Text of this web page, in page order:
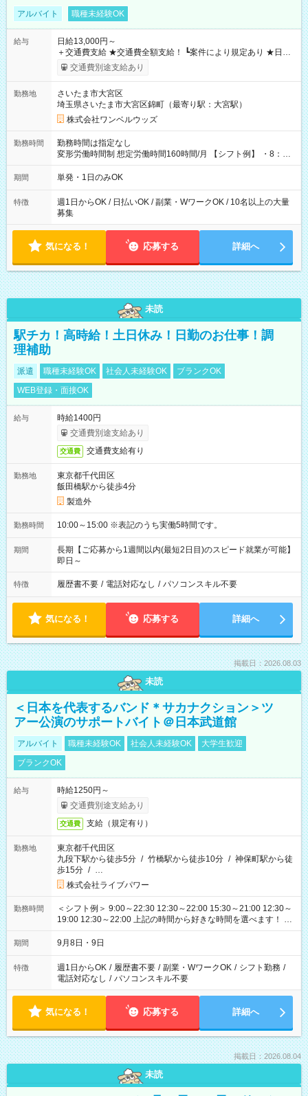
アルバイト 職種未経験OK
給与
日給13,000円～
＋交通費支給 ★交通費全額支給！ ┗案件により規定あり ★日払
いOK！（規定あり） ┗働いたその日に現金GET♪ お仕事後はコ
ンビニATMから 日払い分を引き落とせます！ 【試用期間】試
交通費別途支給あり
勤務地
さいたま市大宮区
埼玉県さいたま市大宮区錦町（最寄り駅：大宮駅）
株式会社ワンベルウッズ
勤務時間
勤務時間は指定なし
変形労働時間制 想定労働時間160時間/月 【シフト例】 ・8：00
～21：00
期間 単発・1日のみOK
特徴
週1日からOK / 日払いOK / 副業・WワークOK / 10名以上の大量
募集
気になる！ 応募する 詳細へ
未読
駅チカ！高時給！土日休み！日勤のお仕事！調
理補助
派遣 職種未経験OK 社会人未経験OK
ブランクOK
WEB登録・面接OK
給与
時給1400円
交通費別途支給あり
交通費 交通費支給有り
勤務地
東京都千代田区
飯田橋駅から徒歩4分
製造外
勤務時間 10:00～15:00 ※表記のうち実働5時間です。
期間
長期【ご応募から1週間以内(最短2日目)のスピード就業が可能】
即日～
特徴 履歴書不要 / 電話対応なし / パソコンスキル不要
気になる！ 応募する 詳細へ
掲載日：2026.08.03
未読
＜日本を代表するバンド＊サカナクション＞ツ
アー公演のサポートバイト＠日本武道館
アルバイト 職種未経験OK 社会人未経験OK
大学生歓迎
ブランクOK
給与
時給1250円～
交通費別途支給あり
交通費 支給（規定有り）
勤務地
東京都千代田区
九段下駅から徒歩5分 / 竹橋駅から徒歩10分 / 神保町駅から徒
歩15分 / …
株式会社ライブパワー
勤務時間
＜シフト例＞ 9:00～22:30 12:30～22:00 15:30～21:00 12:30～
19:00 12:30～22:00 上記の時間から好きな時間を選べます！ ※
時間は変更となる可能性があります
期間 9月8日・9日
特徴 週1日からOK / 履歴書不要 / 副業・WワークOK / シフト勤務 /
電話対応なし / パソコンスキル不要
気になる！ 応募する 詳細へ
掲載日：2026.08.04
未読